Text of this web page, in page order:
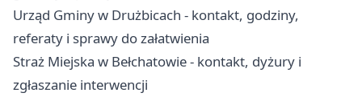
Urząd Gminy w Drużbicach - kontakt, godziny,
referaty i sprawy do załatwienia
Straż Miejska w Bełchatowie - kontakt, dyżury i
zgłaszanie interwencji